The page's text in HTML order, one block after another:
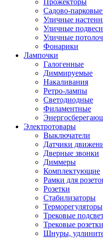
Прожекторы
Садово-
Уличные
Уличные
Уличные
Фонарики
Лампочки
Галогенные
Диммируемые
Накаливания
Ретро-лампы
Светодиодные
Филаментные
Электротовары
Выключатели
Датчики
Дверные звонки
Диммеры
Комплектующие
Рамки для
Розетки
Стабилизаторы
Терморегуляторы
Трековые
Трековые розетки
Шнуры,